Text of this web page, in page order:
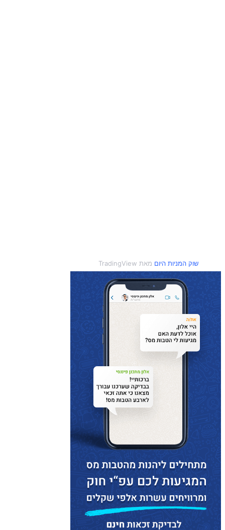
שוק המניות היום מאת TradingView